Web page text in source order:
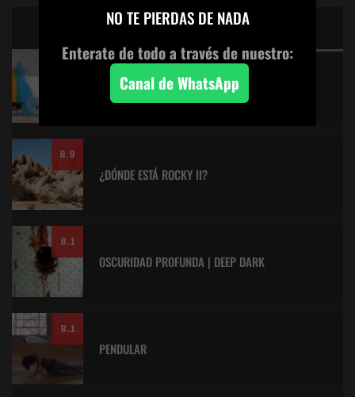
CINE: TOP 5 DE LALULULA
KITANO > AQUILES Y LA TORTUGA
8.9
¿DÓNDE ESTÁ ROCKY II?
8.1
OSCURIDAD PROFUNDA | DEEP DARK
8.1
PENDULAR
NO TE PIERDAS DE NADA
Enterate de todo a través de nuestro:
Canal de WhatsApp